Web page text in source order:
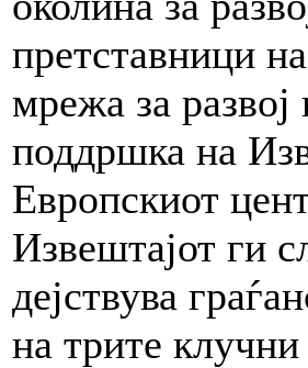
претставници
мрежа за
поддршка на
Европскиот
Извештајот ги
дејствува
на трите